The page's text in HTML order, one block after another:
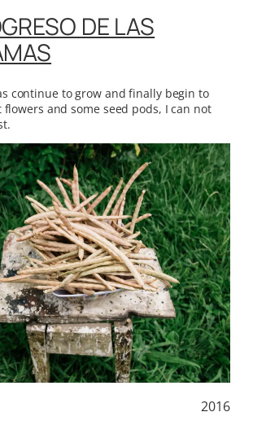
DE LAS
continue to grow and finally begin to
and some seed pods, I can not
2016